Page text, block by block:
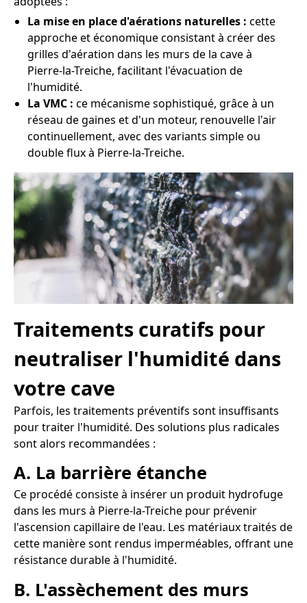
La mise en place d'aérations naturelles : cette
approche et économique consistant à créer des
grilles d'aération dans les murs de la cave à
Pierre-la-Treiche, facilitant l'évacuation de
l'humidité.
La VMC : ce mécanisme sophistiqué, grâce à un
réseau de gaines et d'un moteur, renouvelle l'air
continuellement, avec des variants simple ou
double flux à Pierre-la-Treiche.
Traitements curatifs pour
neutraliser l'humidité dans
votre cave
Parfois, les traitements préventifs sont insuffisants
pour traiter l'humidité. Des solutions plus radicales
sont alors recommandées :
A. La barrière étanche
Ce procédé consiste à insérer un produit hydrofuge
dans les murs à Pierre-la-Treiche pour prévenir
l'ascension capillaire de l'eau. Les matériaux traités de
cette manière sont rendus imperméables, offrant une
résistance durable à l'humidité.
B. L'assèchement des murs